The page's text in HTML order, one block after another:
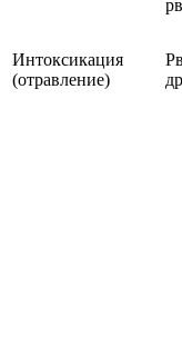
Интоксикация
(отравление)